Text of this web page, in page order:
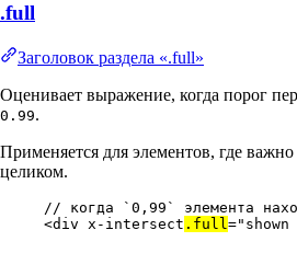
.full
Заголовок раздела «.full»
Оценивает выражение, когда порог
0.99.
Применяется для элементов, где важно
целиком.
// когда `0,99` элемента
<div x-intersect .full="